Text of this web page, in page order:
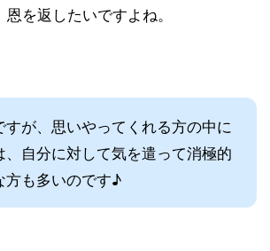
を返したいですよね。
すが、思いやってくれる方の中に
、自分に対して気を遣って消極的
方も多いのです♪